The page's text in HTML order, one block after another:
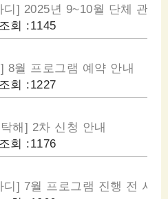
] 2025년 9~10월 단체 관람
조회 :1145
8월 프로그램 예약 안내
조회 :1227
해] 2차 신청 안내
조회 :1176
] 7월 프로그램 진행 전 사